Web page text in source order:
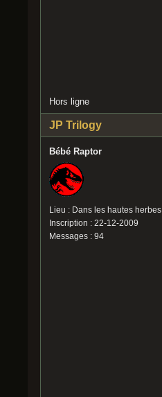
Hors ligne
JP Trilogy
Bébé Raptor
Lieu : Dans les hautes herbes
Inscription : 22-12-2009
Messages : 94